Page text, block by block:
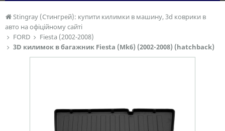
Stingray (Стингрей): купити килимки в машину, 3d коврики в
авто на офіційному сайті
FORD
Fiesta (2002-2008)
3D килимок в багажник Fiesta (Mk6) (2002-2008) (hatchback)